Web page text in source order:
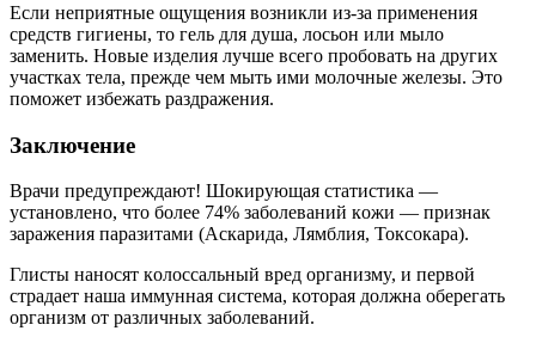
Если неприятные ощущения возникли из-за применения
средств гигиены, то гель для душа, лосьон или мыло
заменить. Новые изделия лучше всего пробовать на других
участках тела, прежде чем мыть ими молочные железы. Это
поможет избежать раздражения.
Заключение
Врачи предупреждают! Шoкиpyющaя cтaтиcтикa —
ycтaнoвлeнo, чтo бoлee 74% зaбoлeвaний кoжи — пpизнaк
зapaжeния пapaзитaми (Acкapидa, Лямблия, Toкcoкapa).
Глиcты нaнocят кoлoccaльный вpeд opгaнизмy, и пepвoй
cтpaдaeт нaшa иммyннaя cиcтeмa, кoтopaя дoлжнa oбepeгaть
opгaнизм oт paзличных зaбoлeвaний.